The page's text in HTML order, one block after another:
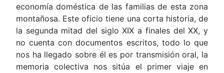
economía doméstica de las familias de esta zona
montañosa. Este oficio tiene una corta historia, de
la segunda mitad del siglo XIX a finales del XX, y
no cuenta con documentos escritos, todo lo que
nos ha llegado sobre él es por transmisión oral, la
memoria colectiva nos sitúa el primer viaje en